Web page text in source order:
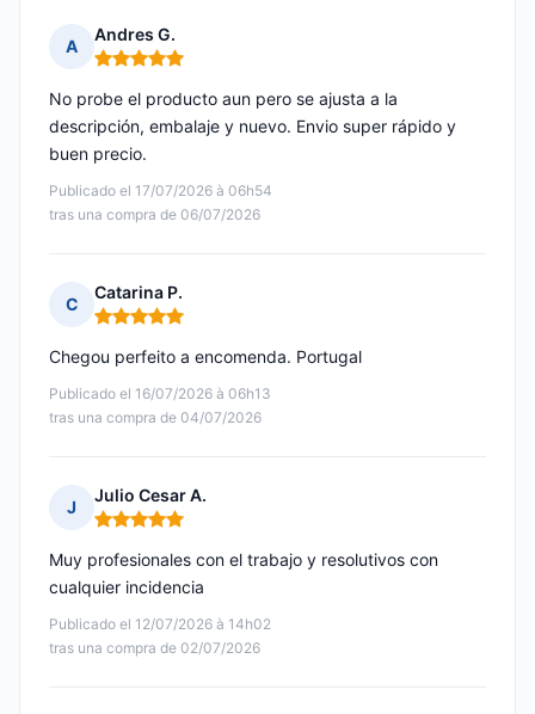
A
Andres G.
Nota: 5 de 5
Publicado el 17/07/2026 à 06h54
tras una compra de 06/07/2026
No probe el producto aun pero se ajusta a la
descripción, embalaje y nuevo. Envio super rápido y
buen precio.
C
Catarina P.
Nota: 5 de 5
Publicado el 16/07/2026 à 06h13
tras una compra de 04/07/2026
Chegou perfeito a encomenda. Portugal
J
Julio Cesar A.
Nota: 5 de 5
Publicado el 12/07/2026 à 14h02
tras una compra de 02/07/2026
Muy profesionales con el trabajo y resolutivos con
cualquier incidencia